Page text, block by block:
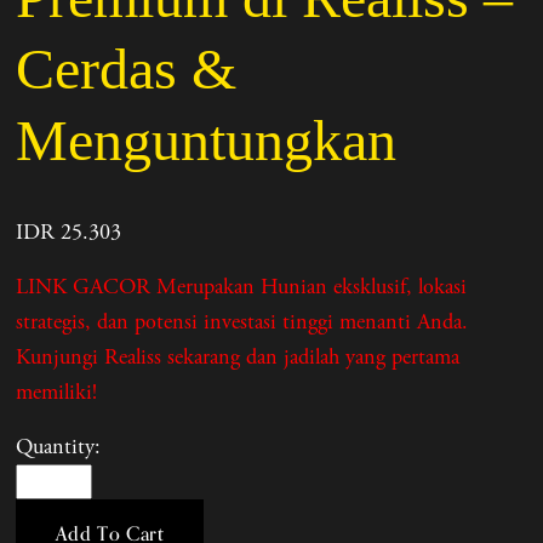
Cerdas &
Menguntungkan
IDR 25.303
LINK GACOR Merupakan Hunian eksklusif, lokasi
strategis, dan potensi investasi tinggi menanti Anda.
Kunjungi Realiss sekarang dan jadilah yang pertama
memiliki!
Quantity:
Add To Cart